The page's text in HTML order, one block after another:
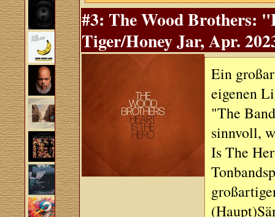
#3: The Wood Brothers:
Tiger/Honey Jar, Apr.
Ein
eigenen
"The
sinnvoll,
Is The